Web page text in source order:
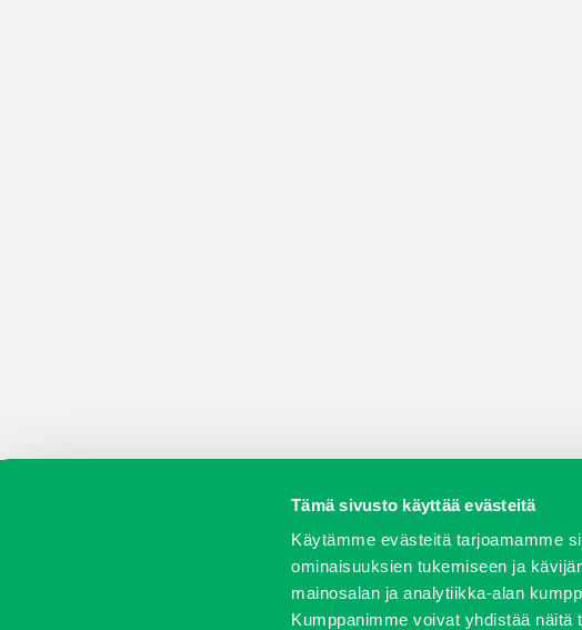
Tämä sivusto käyttää evästeitä
Käytämme evästeitä tarjoamamme
ominaisuuksien tukemiseen ja
mainosalan ja analytiikka-alan
Kumppanimme voivat yhdistää näitä
Vaihtokoneet Kalusteet Huolto ja varaosat